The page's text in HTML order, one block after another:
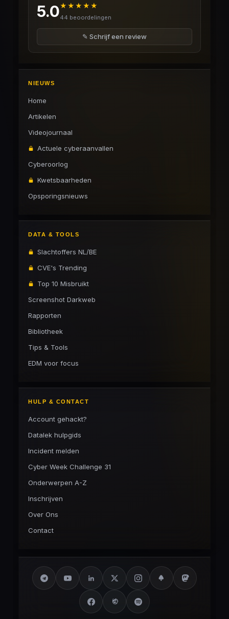
5.0★★★★★
44 beoordelingen
✎ Schrijf een review
NIEUWS
Home
Artikelen
Videojournaal
Actuele cyberaanvallen
Cyberoorlog
Kwetsbaarheden
Opsporingsnieuws
DATA & TOOLS
Slachtoffers NL/BE
CVE's Trending
Top 10 Misbruikt
Screenshot Darkweb
Rapporten
Bibliotheek
Tips & Tools
EDM voor focus
HULP & CONTACT
Account gehackt?
Datalek hulpgids
Incident melden
Cyber Week Challenge 31
Onderwerpen A-Z
Inschrijven
Over Ons
Contact